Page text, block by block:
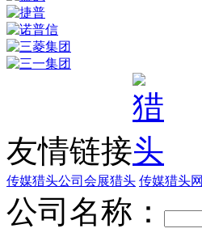
友情链接
传媒猎头公司 会展猎头 传媒猎头网
公司名称：